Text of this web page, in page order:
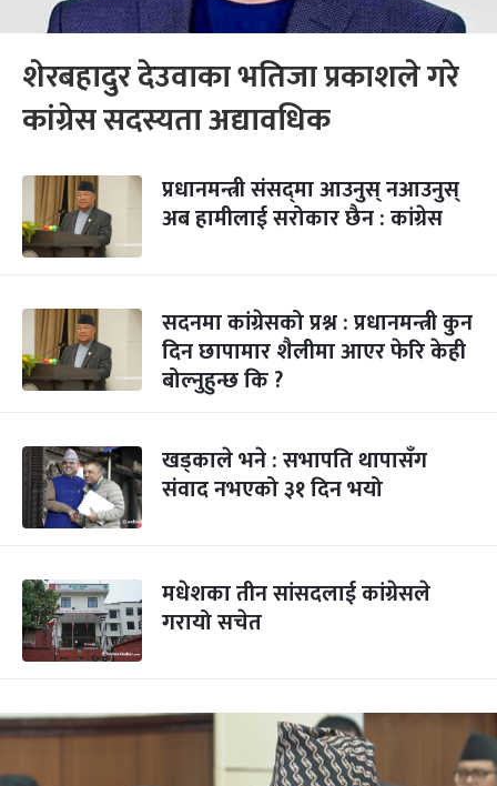
शेरबहादुर देउवाका भतिजा प्रकाशले गरे
कांग्रेस सदस्यता अद्यावधिक
प्रधानमन्त्री संसद्‌मा आउनुस् नआउनुस्
अब हामीलाई सरोकार छैन : कांग्रेस
सदनमा कांग्रेसको प्रश्न : प्रधानमन्त्री कुन
दिन छापामार शैलीमा आएर फेरि केही
बोल्नुहुन्छ कि ?
खड्काले भने : सभापति थापासँग
संवाद नभएको ३१ दिन भयो
मधेशका तीन सांसदलाई कांग्रेसले
गरायो सचेत